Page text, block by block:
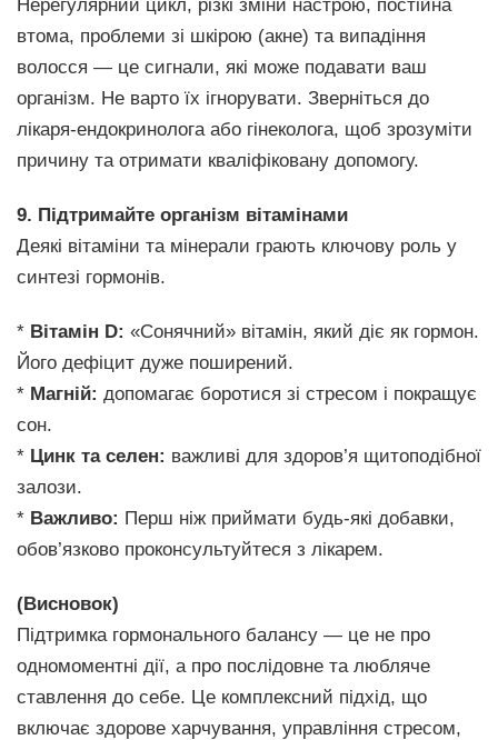
Нерегулярний цикл, різкі зміни настрою, постійна
втома, проблеми зі шкірою (акне) та випадіння
волосся — це сигнали, які може подавати ваш
організм. Не варто їх ігнорувати. Зверніться до
лікаря-ендокринолога або гінеколога, щоб зрозуміти
причину та отримати кваліфіковану допомогу.
9. Підтримайте організм вітамінами
Деякі вітаміни та мінерали грають ключову роль у
синтезі гормонів.
* Вітамін D: «Сонячний» вітамін, який діє як гормон.
Його дефіцит дуже поширений.
* Магній: допомагає боротися зі стресом і покращує
сон.
* Цинк та селен: важливі для здоров’я щитоподібної
залози.
* Важливо: Перш ніж приймати будь-які добавки,
обов’язково проконсультуйтеся з лікарем.
(Висновок)
Підтримка гормонального балансу — це не про
одномоментні дії, а про послідовне та любляче
ставлення до себе. Це комплексний підхід, що
включає здорове харчування, управління стресом,